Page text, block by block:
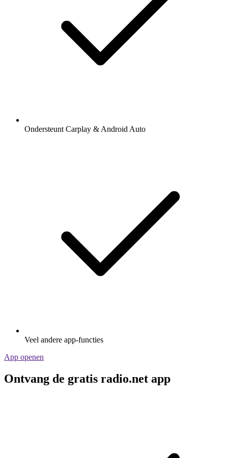
Ondersteunt Carplay & Android Auto
Veel andere app-functies
App openen
Ontvang de gratis radio.net app